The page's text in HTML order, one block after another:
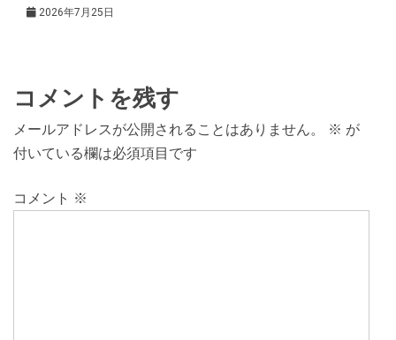
2026年7月25日
コメントを残す
メールアドレスが公開されることはありません。 ※ が
付いている欄は必須項目です
コメント ※